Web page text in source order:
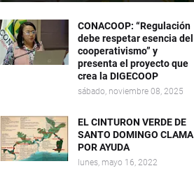
CONACOOP: “Regulación
debe respetar esencia del
cooperativismo” y
presenta el proyecto que
crea la DIGECOOP
sábado, noviembre 08, 2025
EL CINTURON VERDE DE
SANTO DOMINGO CLAMA
POR AYUDA
lunes, mayo 16, 2022